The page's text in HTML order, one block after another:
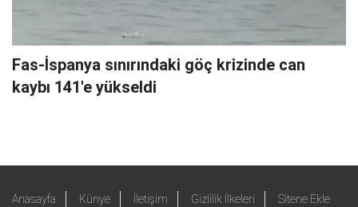
Fas-İspanya sınırındaki göç krizinde can
kaybı 141'e yükseldi
Anasayfa Künye İletişim Gizlilik İlkeleri Sitene Ekle